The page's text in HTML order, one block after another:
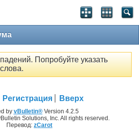
Попробуйте указать
Регистрация Вверх
by vBulletin®Version 4.2.5
Solutions, Inc. All rights reserved.
Перевод: zCarot